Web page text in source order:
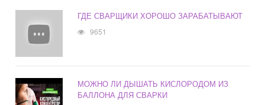
ГДЕ СВАРЩИКИ ХОРОШО ЗАРАБАТЫВАЮТ
9651
МОЖНО ЛИ ДЫШАТЬ КИСЛОРОДОМ ИЗ
БАЛЛОНА ДЛЯ СВАРКИ